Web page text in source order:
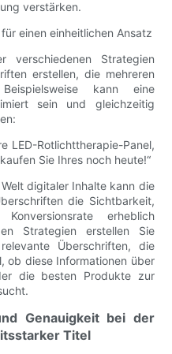
verstärken.
einen einheitlichen Ansatz
verschiedenen Strategien
erstellen, die mehreren
kann eine
sein und gleichzeitig
LED-Rotlichttherapie-Panel,
Sie Ihres noch heute!“
digitaler Inhalte kann die
die Sichtbarkeit,
erheblich
Strategien erstellen Sie
Überschriften, die
ob diese Informationen über
die besten Produkte zur
Genauigkeit bei der
Titel